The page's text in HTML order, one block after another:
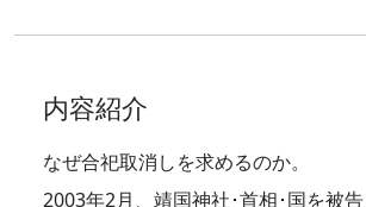
内容紹介
なぜ合祀取消しを求めるのか。
2003年2月、靖国神社･首相･国を被